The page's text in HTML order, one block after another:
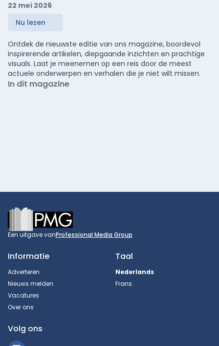
22 mei 2026
Nu lezen
Ontdek de nieuwste editie van ons magazine, boordevol
inspirerende artikelen, diepgaande inzichten en prachtige
visuals. Laat je meenemen op een reis door de meest
actuele onderwerpen en verhalen die je niet wilt missen.
In dit magazine
Footer
Een uitgave vanProfessional Media Group
Informatie
Adverteren
Nieuws melden
Vacatures
Over ons
Taal
Nederlands
Frans
Volg ons